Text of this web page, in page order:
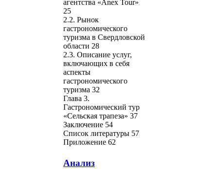
агентства «Anex Tour»
25
2.2. Рынок
гастрономического
туризма в Свердловской
области 28
2.3. Описание услуг,
включающих в себя
аспекты
гастрономического
туризма 32
Глава 3.
Гастрономический тур
«Сельская трапеза» 37
Заключение 54
Список литературы 57
Приложение 62
Анализ